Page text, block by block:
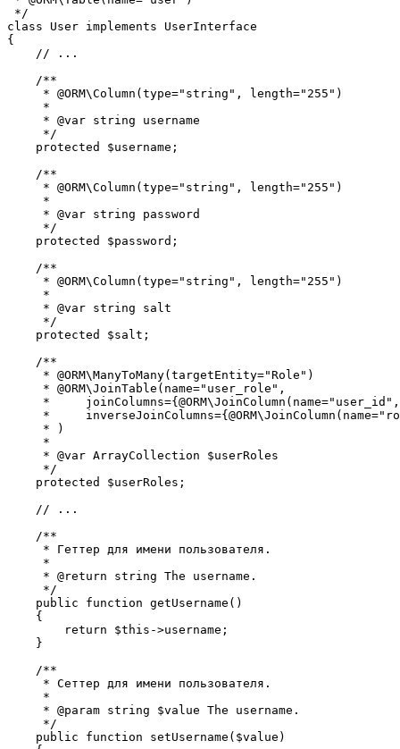
*/
class User implements UserInterface
{
    // ...
    /**
     * @ORM\Column(type="string", length="255")
     *
     * @var string username
     */
    protected $username;
    /**
     * @ORM\Column(type="string", length="255")
     *
     * @var string password
     */
    protected $password;
    /**
     * @ORM\Column(type="string", length="255")
     *
     * @var string salt
     */
    protected $salt;
    /**
     * @ORM\ManyToMany(targetEntity="Role")
     * @ORM\JoinTable(name="user_role",
*
*
     * )
     *
     * @var ArrayCollection $userRoles
     */
    protected $userRoles;
    // ...
    /**
     * Геттер для имени пользователя.
     *
     * @return string The username.
     */
    public function getUsername()
    {
        return $this->username;
    }
    /**
     * Сеттер для имени пользователя.
     *
     * @param string $value The username.
     */
    public function setUsername($value)